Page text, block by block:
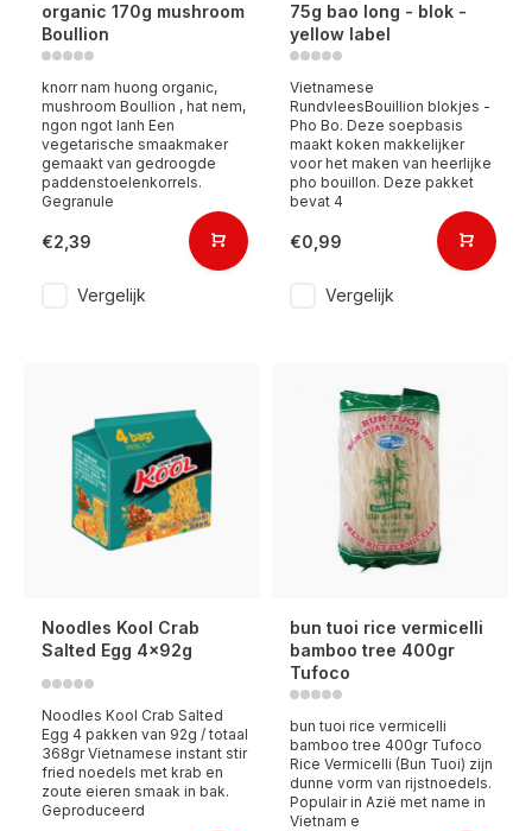
organic 170g mushroom
Boullion
knorr nam huong organic,
mushroom Boullion , hat nem,
ngon ngot lanh Een
vegetarische smaakmaker
gemaakt van gedroogde
paddenstoelenkorrels.
Gegranule
€2,39
Vergelijk
75g bao long - blok -
yellow label
Vietnamese
RundvleesBouillion blokjes -
Pho Bo. Deze soepbasis
maakt koken makkelijker
voor het maken van heerlijke
pho bouillon. Deze pakket
bevat 4
€0,99
Vergelijk
Noodles Kool Crab
Salted Egg 4x92g
Noodles Kool Crab Salted
Egg 4 pakken van 92g / totaal
368gr Vietnamese instant stir
fried noedels met krab en
zoute eieren smaak in bak.
Geproduceerd
bun tuoi rice vermicelli
bamboo tree 400gr
Tufoco
bun tuoi rice vermicelli
bamboo tree 400gr Tufoco
Rice Vermicelli (Bun Tuoi) zijn
dunne vorm van rijstnoedels.
Populair in Azië met name in
Vietnam e